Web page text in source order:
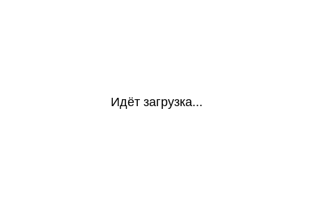
Идёт загрузка...